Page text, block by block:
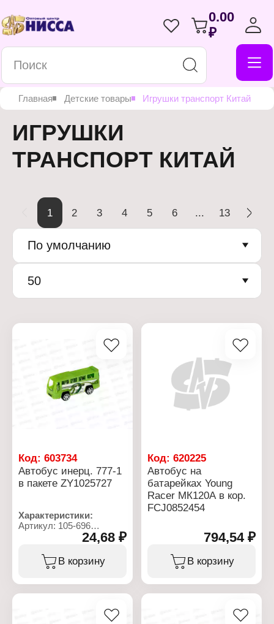
0.00
₽
Главная Детские товары Игрушки транспорт Китай
ИГРУШКИ
ТРАНСПОРТ КИТАЙ
1 2 3 4 5 6 ... 13
По умолчанию
50
Код: 603734
Автобус инерц. 777-1
в пакете ZY1025727
Характеристики:
Артикул: 105-696
Тип товара: Машина
Модель: "Автобус"
Механизм: инерционный
механизм
Размер упаковки: 8х3х13
24,68 ₽
В корзину
Код:620225
Автобус на
батарейках Young
Racer МК120А в кор.
FCJ0852454
794,54 ₽
В корзину